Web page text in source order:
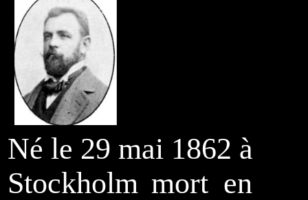
Né le 29 mai 1862 à
Stockholm mort en